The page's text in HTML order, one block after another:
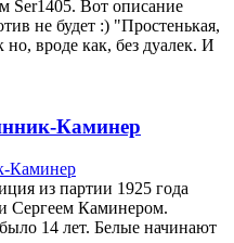
Ser1405. Вот описание
не будет :) "Простенькая,
но, вроде как, без дуалек. И
Каминер
из партии 1925 года
Сергеем Каминером.
14 лет. Белые начинают